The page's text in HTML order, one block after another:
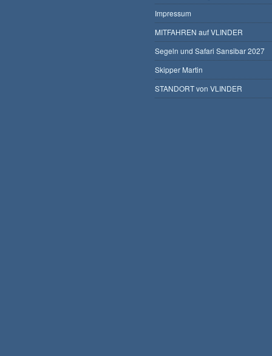
Impressum
MITFAHREN auf VLINDER
Segeln und Safari Sansibar 2027
Skipper Martin
STANDORT von VLINDER